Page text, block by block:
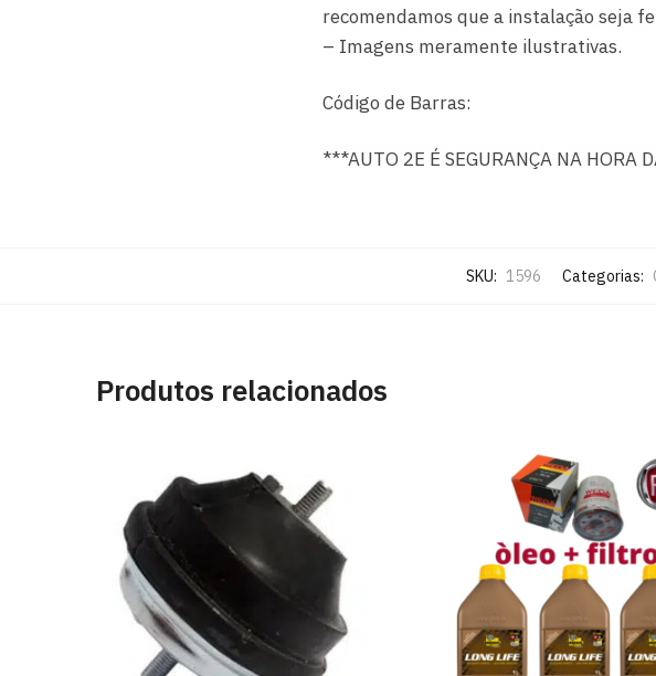
recomendamos que a instalação seja
– Imagens meramente ilustrativas.
Código de Barras:
***AUTO 2E É SEGURANÇA NA HORA
SKU: 1596 Categorias:
Produtos relacionados